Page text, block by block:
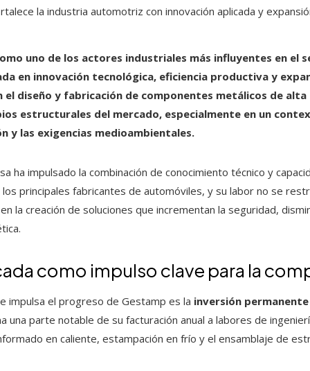
uno de los actores industriales más influyentes en
en innovación tecnológica, eficiencia productiva y
el diseño y fabricación de componentes metálicos de
estructurales del mercado, especialmente en un
y las exigencias medioambientales.
ha impulsado la combinación de conocimiento técnico y
principales fabricantes de automóviles, y su labor no se
la creación de soluciones que incrementan la seguridad,
como impulso clave para la
impulsa el progreso de Gestamp es la inversión
una parte notable de su facturación anual a labores de
en caliente, estampación en frío y el ensamblaje de